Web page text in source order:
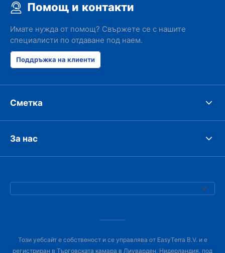
Помощ и контакти
Имате нужда от помощ? Свържете се с нашите
специалисти по отдаване под наем.
Поддръжка на клиенти
Сметка
За нас
Този уебсайт е собственост и се управлява от EasyTerra B.V. и е
регистриран в Търговската камара в Лиуварден, Нидерландия, под